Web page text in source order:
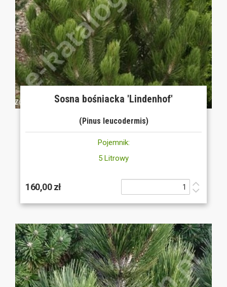
Sosna bośniacka 'Lindenhof'
(Pinus leucodermis)
Pojemnik:
5 Litrowy
160,00 zł